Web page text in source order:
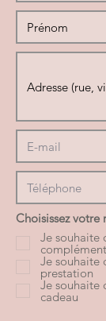
Choisissez votre
Je souhaite
Je souhaite
prestation
Je souhaite
cadeau